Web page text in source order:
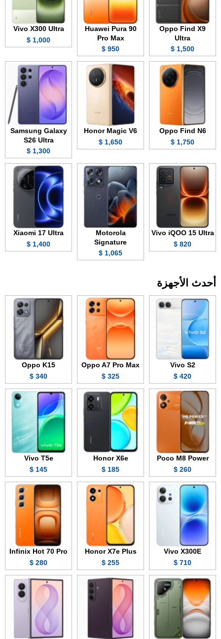
Oppo Find X9
Ultra
1,500 $
Huawei Pura 90
Pro Max
950 $
Vivo X300 Ultra
1,000 $
Oppo Find N6
1,750 $
Honor Magic V6
1,650 $
Samsung Galaxy
S26 Ultra
1,300 $
Vivo iQOO 15 Ultra
820 $
Motorola
Signature
1,065 $
Xiaomi 17 Ultra
1,400 $
أحدث الأجهزة
Vivo S2
420 $
Oppo A7 Pro Max
325 $
Oppo K15
340 $
Poco M8 Power
260 $
Honor X6e
185 $
Vivo T5e
145 $
Vivo X300E
710 $
Honor X7e Plus
255 $
Infinix Hot 70 Pro
280 $